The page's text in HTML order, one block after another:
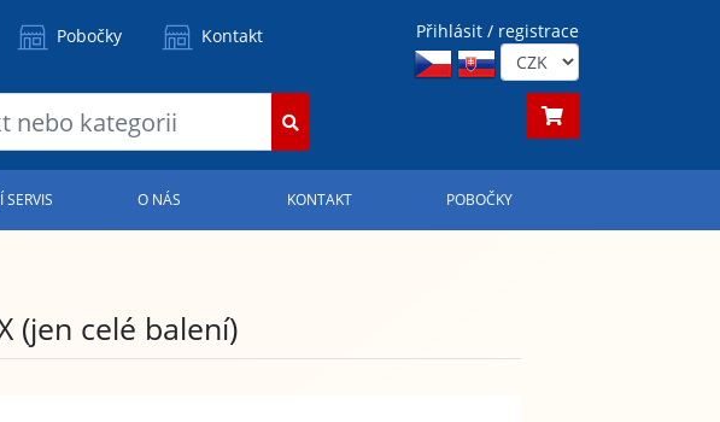
Pobočky Kontakt Přihlásit / registrace
O NÁS KONTAKT POBOČKY
(jen celé balení)